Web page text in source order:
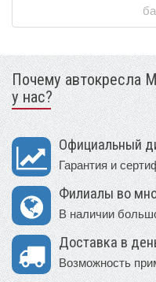
Почему автокресла
у нас?
Официальный
Гарантия и
Филиалы во
В наличии
Доставка в
Возможность